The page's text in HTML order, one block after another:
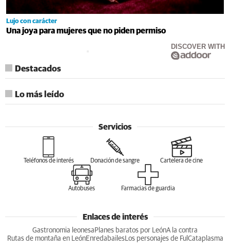
Lujo con carácter
Una joya para mujeres que no piden permiso
DISCOVER WITH
Destacados
Lo más leído
Servicios
Teléfonos de interés Donación de sangre Cartelera de cine
Autobuses Farmacias de guardia
Enlaces de interés
Gastronomia leonesa Planes baratos por LeónA la contra
Rutas de montaña en LeónEnredabailesLos personajes de Ful Cataplasma